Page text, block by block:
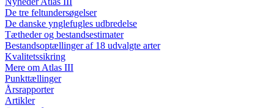
De tre feltundersøgelser
De danske ynglefugles udbredelse
Tætheder og bestandsestimater
Bestandsoptællinger af 18 udvalgte arter
Kvalitetssikring
Mere om Atlas III
Punkttællinger
Årsrapporter
Artikler